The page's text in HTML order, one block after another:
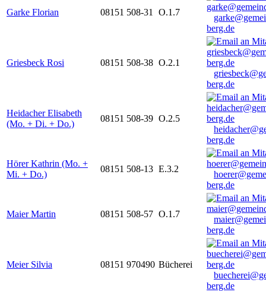
Garke Florian 08151 508-31 O.1.7
berg.de
Griesbeck Rosi 08151 508-38 O.2.1
berg.de
Heidacher Elisabeth
(Mo. + Di. + Do.)
08151 508-39 O.2.5
berg.de
Hörer Kathrin (Mo. +
Mi. + Do.)
08151 508-13 E.3.2
berg.de
Maier Martin 08151 508-57 O.1.7
berg.de
Meier Silvia 08151 970490 Bücherei
berg.de